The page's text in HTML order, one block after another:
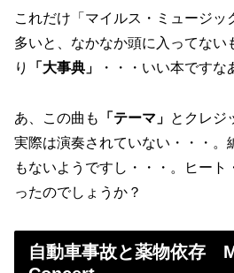
これだけ「マイルス・ミュージッ
多いと、なかなか頭に入ってない
り
「大事典」 ・・・いい本ですな
あ、この曲も 「テーマ」 とクレジ
実際は演奏されていない・・・。
もないようですし・・・。ヒート
ったのでしょうか？
自動車事故と薬物依存